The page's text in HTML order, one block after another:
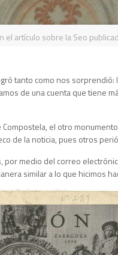
el artículo sobre la Seo
tanto como nos
de una cuenta que tiene
el otro
de la noticia, pues otros
medio del correo
similar a lo que hicimos